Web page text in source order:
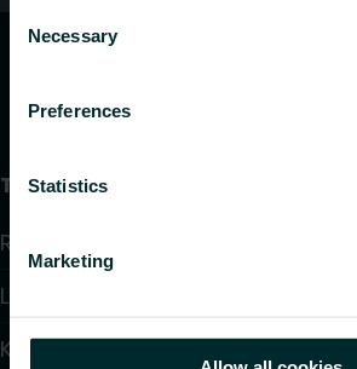
Selection
Necessary
Preferences
Statistics
Marketing
Tuotteet
Radiaattorit ja pyyhekuivaimet
Lattialämmitys ja -viilennys
Konvektorit ja puhallinkonvektorit